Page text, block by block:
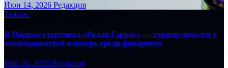
Июн 14, 2026 Редакция
Теннис
В Париже стартовал «Ролан Гаррос» — турнир начался с
неожиданностей и потерь среди фаворитов
Май 24, 2026 Редакция